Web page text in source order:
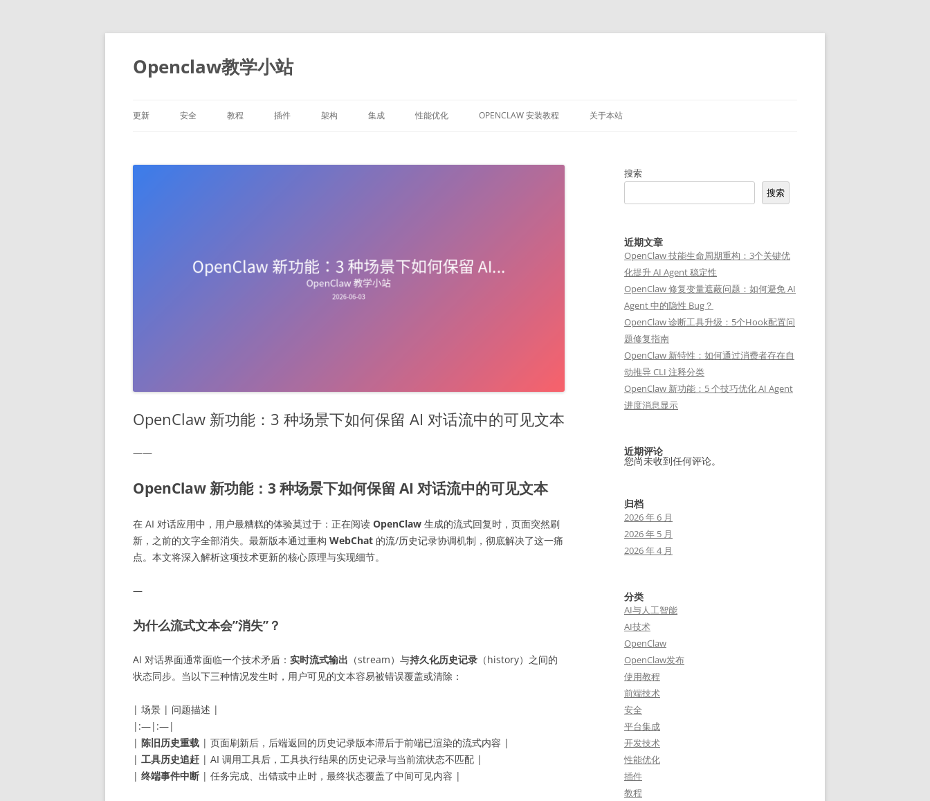
跳
文
Openclaw教学小站
更新 安全 教程 插件 架构 集成 性能优化 OPENCLAW 安装教程 关于本站
OpenClaw 新功能：3 种场景下如何保留 AI 对话流中的可见文本
——
OpenClaw 新功能：3 种场景下如何保留 AI 对话流中的可见文本
在 AI 对话应用中，用户最糟糕的体验莫过于：正在阅读 OpenClaw 生成的流式回复时，页面突然刷
新，之前的文字全部消失。最新版本通过重构 WebChat 的流/历史记录协调机制，彻底解决了这一痛
点。本文将深入解析这项技术更新的核心原理与实现细节。
—
为什么流式文本会”消失”？
AI 对话界面通常面临一个技术矛盾： 实时流式输出 （stream）与持久化历史记录 （history）之间的
状态同步。当以下三种情况发生时，用户可见的文本容易被错误覆盖或清除：
| 场景 | 问题描述 |
|:—|:—|
| 陈旧历史重载 | 页面刷新后，后端返回的历史记录版本滞后于前端已渲染的流式内容 |
| 工具历史追赶 | AI 调用工具后，工具执行结果的历史记录与当前流状态不匹配 |
| 终端事件中断 | 任务完成、出错或中止时，最终状态覆盖了中间可见内容 |
搜索
搜索
近期文章
OpenClaw 技能生命周期重构：3个关键优
化提升 AI Agent 稳定性
OpenClaw 修复变量遮蔽问题：如何避免 AI
Agent 中的隐性 Bug？
OpenClaw 诊断工具升级：5个Hook配置问
题修复指南
OpenClaw 新特性：如何通过消费者存在自
动推导 CLI 注释分类
OpenClaw 新功能：5 个技巧优化 AI Agent
进度消息显示
近期评论
您尚未收到任何评论。
归档
2026 年 6 月
2026 年 5 月
2026 年 4 月
分类
AI与人工智能
AI技术
OpenClaw
OpenClaw发布
使用教程
前端技术
安全
平台集成
开发技术
性能优化
插件
教程